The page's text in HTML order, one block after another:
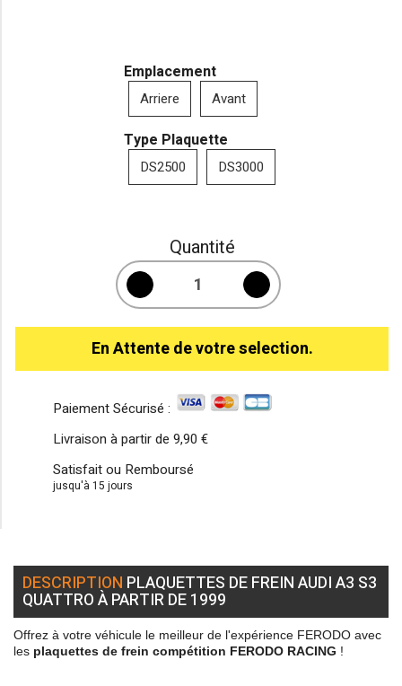
Emplacement
Arriere Avant
Type Plaquette
DS2500 DS3000
Quantité
En Attente de votre selection.
Paiement Sécurisé :
Livraison à partir de 9,90 €
Satisfait ou Remboursé
jusqu'à 15 jours
DESCRIPTION PLAQUETTES DE FREIN AUDI A3 S3
QUATTRO À PARTIR DE 1999
Offrez à votre véhicule le meilleur de l'expérience FERODO avec
les plaquettes de frein compétition FERODO RACING !